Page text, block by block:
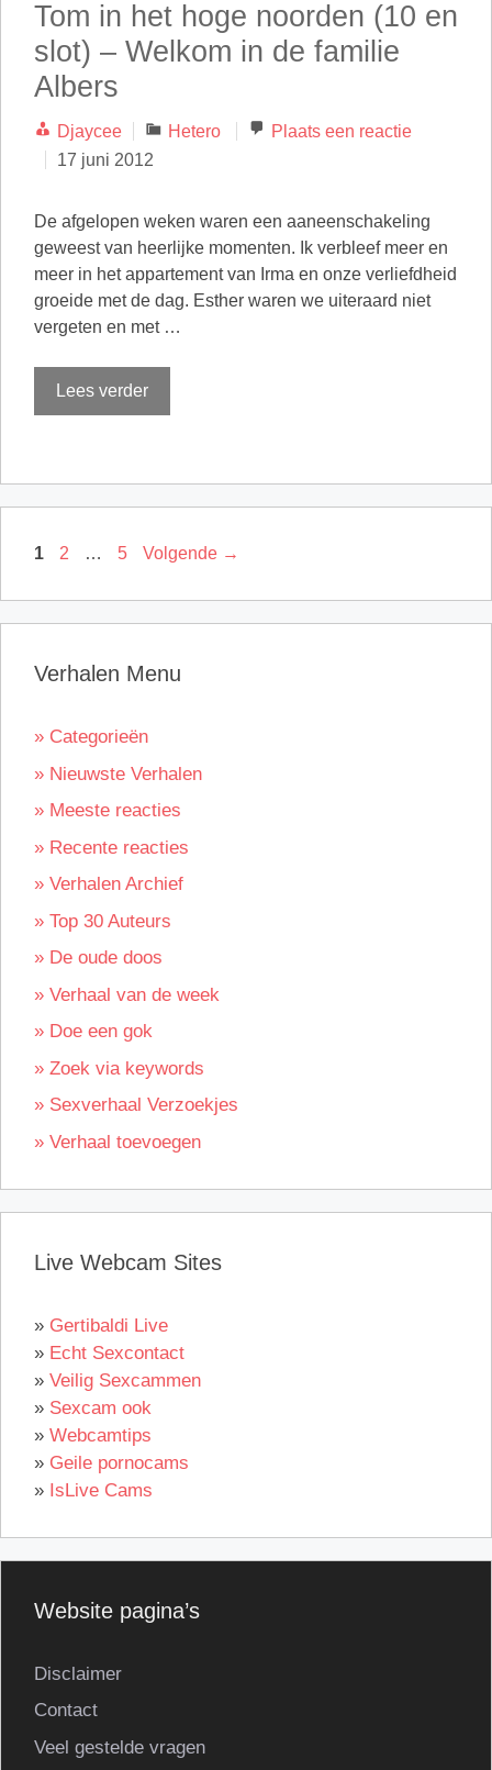
Tom in het hoge noorden (10 en
slot) – Welkom in de familie
Albers
Djaycee Categorieën
Hetero
Plaats een reactie
17 juni 2012
De afgelopen weken waren een aaneenschakeling
geweest van heerlijke momenten. Ik verbleef meer en
meer in het appartement van Irma en onze verliefdheid
groeide met de dag. Esther waren we uiteraard niet
vergeten en met …
Lees verder
Pagina
1 Pagina
2 … Pagina
5 Volgende →
Verhalen Menu
» Categorieën
» Nieuwste Verhalen
» Meeste reacties
» Recente reacties
» Verhalen Archief
» Top 30 Auteurs
» De oude doos
» Verhaal van de week
» Doe een gok
» Zoek via keywords
» Sexverhaal Verzoekjes
» Verhaal toevoegen
Live Webcam Sites
» Gertibaldi Live
» Echt Sexcontact
» Veilig Sexcammen
» Sexcam ook
» Webcamtips
» Geile pornocams
» IsLive Cams
Website pagina’s
Disclaimer
Contact
Veel gestelde vragen